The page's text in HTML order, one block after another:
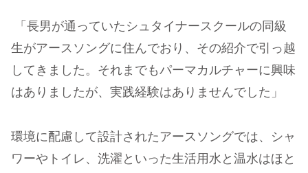
「長男が通っていたシュタイナースクールの同級
生がアースソングに住んでおり、その紹介で引っ越
してきました。それまでもパーマカルチャーに興味
はありましたが、実践経験はありませんでした」
環境に配慮して設計されたアースソングでは、シャ
ワーやトイレ、洗濯といった生活用水と温水はほと